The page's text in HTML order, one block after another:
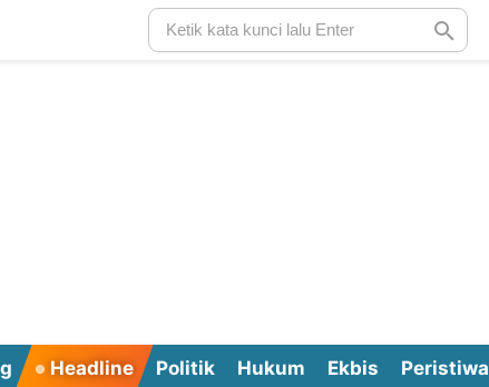
Headline Politik Hukum Ekbis Peristiwa